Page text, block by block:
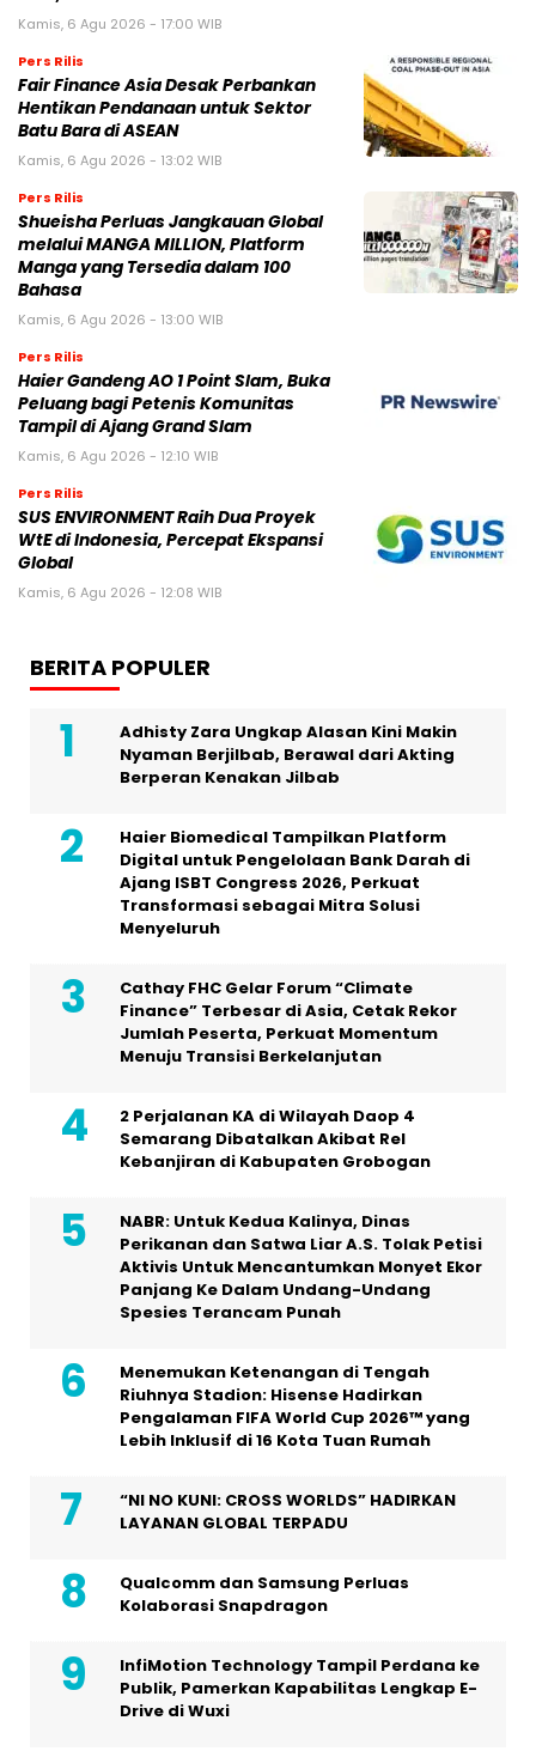
Kamis, 6 Agu 2026 - 17:00 WIB
Pers Rilis
Fair Finance Asia Desak Perbankan
Hentikan Pendanaan untuk Sektor
Batu Bara di ASEAN
Kamis, 6 Agu 2026 - 13:02 WIB
Pers Rilis
Shueisha Perluas Jangkauan Global
melalui MANGA MILLION, Platform
Manga yang Tersedia dalam 100
Bahasa
Kamis, 6 Agu 2026 - 13:00 WIB
Pers Rilis
Haier Gandeng AO 1 Point Slam, Buka
Peluang bagi Petenis Komunitas
Tampil di Ajang Grand Slam
Kamis, 6 Agu 2026 - 12:10 WIB
Pers Rilis
SUS ENVIRONMENT Raih Dua Proyek
WtE di Indonesia, Percepat Ekspansi
Global
Kamis, 6 Agu 2026 - 12:08 WIB
BERITA POPULER
Adhisty Zara Ungkap Alasan Kini Makin
Nyaman Berjilbab, Berawal dari Akting
Berperan Kenakan Jilbab
Haier Biomedical Tampilkan Platform
Digital untuk Pengelolaan Bank Darah di
Ajang ISBT Congress 2026, Perkuat
Transformasi sebagai Mitra Solusi
Menyeluruh
Cathay FHC Gelar Forum “Climate
Finance” Terbesar di Asia, Cetak Rekor
Jumlah Peserta, Perkuat Momentum
Menuju Transisi Berkelanjutan
2 Perjalanan KA di Wilayah Daop 4
Semarang Dibatalkan Akibat Rel
Kebanjiran di Kabupaten Grobogan
NABR: Untuk Kedua Kalinya, Dinas
Perikanan dan Satwa Liar A.S. Tolak Petisi
Aktivis Untuk Mencantumkan Monyet Ekor
Panjang Ke Dalam Undang-Undang
Spesies Terancam Punah
Menemukan Ketenangan di Tengah
Riuhnya Stadion: Hisense Hadirkan
Pengalaman FIFA World Cup 2026™ yang
Lebih Inklusif di 16 Kota Tuan Rumah
“NI NO KUNI: CROSS WORLDS” HADIRKAN
LAYANAN GLOBAL TERPADU
Qualcomm dan Samsung Perluas
Kolaborasi Snapdragon
InfiMotion Technology Tampil Perdana ke
Publik, Pamerkan Kapabilitas Lengkap E-
Drive di Wuxi